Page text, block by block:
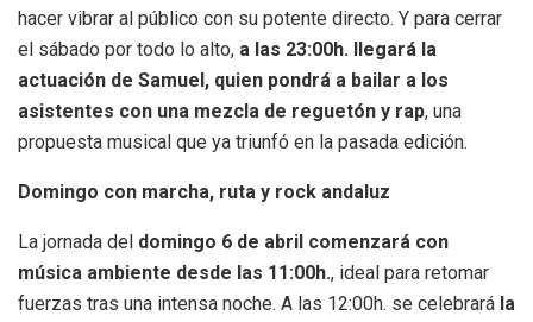
hacer vibrar al público con su potente directo. Y para cerrar
el sábado por todo lo alto, a las 23:00h. llegará la
actuación de Samuel, quien pondrá a bailar a los
asistentes con una mezcla de reguetón y rap, una
propuesta musical que ya triunfó en la pasada edición.
Domingo con marcha, ruta y rock andaluz
La jornada del domingo 6 de abril comenzará con
música ambiente desde las 11:00h., ideal para retomar
fuerzas tras una intensa noche. A las 12:00h. se celebrará la